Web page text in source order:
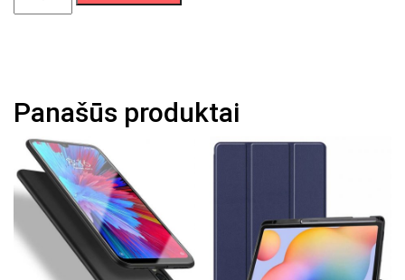
kiekis:
A71
A715
"Book
Elegance"
bordo
Panašūs produktai